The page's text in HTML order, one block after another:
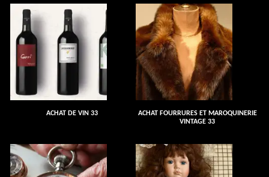
ACHAT DE VIN 33
ACHAT FOURRURES ET MAROQUINERIE
VINTAGE 33